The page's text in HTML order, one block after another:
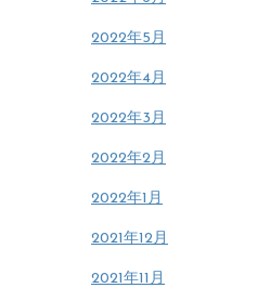
2022年5月
2022年4月
2022年3月
2022年2月
2022年1月
2021年12月
2021年11月